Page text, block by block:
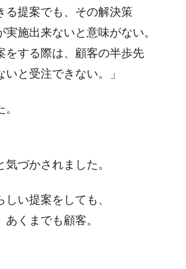
る提案でも、その解決策
施出来ないと意味がない。
する際は、顧客の半歩先
と受注できない。」
づかされました。
しい提案をしても、
くまでも顧客。